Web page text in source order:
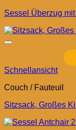
Sessel Überzug
Schnellansicht
Couch / Fauteuil
Sitzsack, Großes